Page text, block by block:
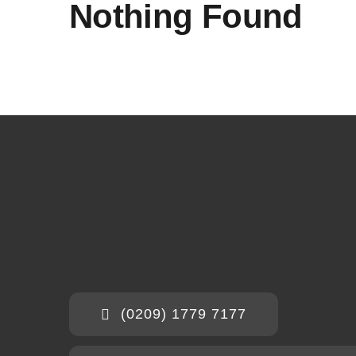
Nothing Found
(0209) 1779 7177